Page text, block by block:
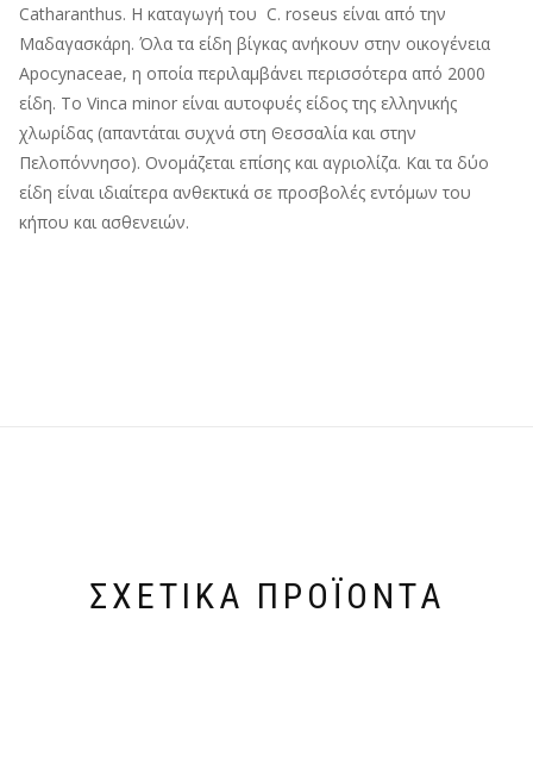
Catharanthus. Η καταγωγή του C. roseus είναι από την
Μαδαγασκάρη. Όλα τα είδη βίγκας ανήκουν στην οικογένεια
Apocynaceae, η οποία περιλαμβάνει περισσότερα από 2000
είδη. Το Vinca minor είναι αυτoφυές είδος της ελληνικής
χλωρίδας (απαντάται συχνά στη Θεσσαλία και στην
Πελοπόννησο). Ονομάζεται επίσης και αγριολίζα. Και τα δύο
είδη είναι ιδιαίτερα ανθεκτικά σε προσβολές εντόμων του
κήπου και ασθενειών.
ΣΧΕΤΙΚΆ ΠΡΟΪΌΝΤΑ